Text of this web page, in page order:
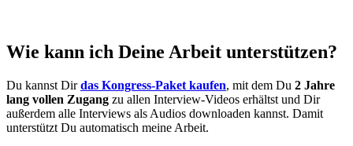
Wie kann ich Deine Arbeit unterstützen?
Du kannst Dirdas Kongress-Paket kaufen, mit dem Du 2 Jahre
lang vollen Zugang zu allen Interview-Videos erhältst und Dir
außerdem alle Interviews als Audios downloaden kannst. Damit
unterstützt Du automatisch meine Arbeit.